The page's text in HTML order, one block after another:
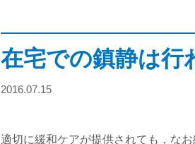
在宅での鎮静は行
2016.07.15
適切に緩和ケアが提供されても，な